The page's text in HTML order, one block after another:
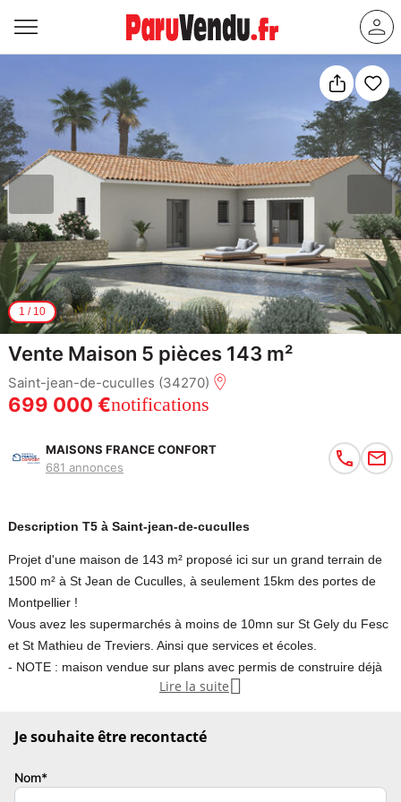
1 / 10
Vente Maison 5 pièces 143 m²
Saint-jean-de-cuculles (34270)
699 000 €notifications
MAISONS FRANCE CONFORT
681 annonces
Description T5 à Saint-jean-de-cuculles
Projet d'une maison de 143 m² proposé ici sur un grand terrain de
1500 m² à St Jean de Cuculles, à seulement 15km des portes de
Montpellier !
Vous avez les supermarchés à moins de 10mn sur St Gely du Fesc
et St Mathieu de Treviers. Ainsi que services et écoles.
- NOTE : maison vendue sur plans avec permis de construire déjà
en cours d'instruction. L'extérieur de la maison ne sera donc pas
dont la suite parentale avec sa salle d'eau et grand dressing, un
bureau pouvant se transformer en 4ème chambre, une cuisine
Lire la suite 
Je souhaite être recontacté
Nom*